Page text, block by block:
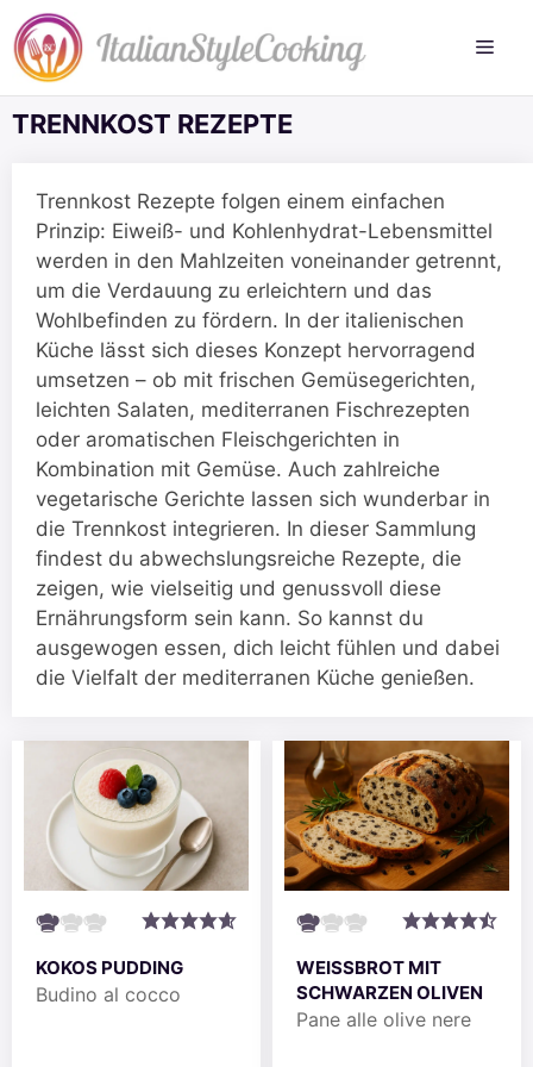
Zum
Inhalt
springen
TRENNKOST REZEPTE
Trennkost Rezepte folgen einem einfachen
Prinzip: Eiweiß- und Kohlenhydrat-Lebensmittel
werden in den Mahlzeiten voneinander getrennt,
um die Verdauung zu erleichtern und das
Wohlbefinden zu fördern. In der italienischen
Küche lässt sich dieses Konzept hervorragend
umsetzen – ob mit frischen Gemüsegerichten,
leichten Salaten, mediterranen Fischrezepten
oder aromatischen Fleischgerichten in
Kombination mit Gemüse. Auch zahlreiche
vegetarische Gerichte lassen sich wunderbar in
die Trennkost integrieren. In dieser Sammlung
findest du abwechslungsreiche Rezepte, die
zeigen, wie vielseitig und genussvoll diese
Ernährungsform sein kann. So kannst du
ausgewogen essen, dich leicht fühlen und dabei
die Vielfalt der mediterranen Küche genießen.
KOKOS PUDDING
Budino al cocco
WEISSBROT MIT S
CHWARZEN OLIVEN
Pane alle olive nere